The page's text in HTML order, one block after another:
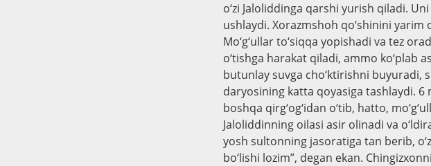
o‘zi Jaloliddinga qarshi yurish qiladi.
ushlaydi. Xorazmshoh qo‘shinini yarim
Mo‘g‘ullar to‘siqqa yopishadi va tez
o‘tishga harakat qiladi, ammo ko‘plab
butunlay suvga cho‘ktirishni buyuradi,
daryosining katta qoyasiga tashlaydi.
boshqa qirg‘og‘idan o‘tib, hatto,
Jaloliddinning oilasi asir olinadi va
yosh sultonning jasoratiga tan berib,
bo‘lishi lozim”, degan ekan.